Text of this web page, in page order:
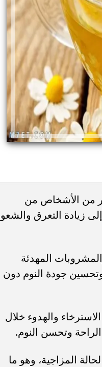
من الأشخاص من
زيادة التعرق
المهدئة
جودة النوم دون
والهدوء خلال
وتحسن النوم.
المزاجية، وهو ما
الملبن بعين الجمل في